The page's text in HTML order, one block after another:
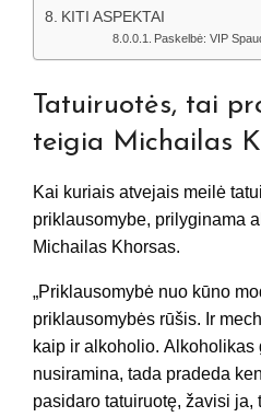
KITI ASPEKTAI
Paskelbė: VIP
Tatuiruotės, tai
teigia Michailas
Kai kuriais atvejais meilė
priklausomybe, prilyginama
Michailas Khorsas.
„Priklausomybė nuo kūno
priklausomybės rūšis. Ir
kaip ir alkoholio. Alkoholikas
nusiramina, tada pradeda
pasidaro tatuiruotę, žavisi ja,